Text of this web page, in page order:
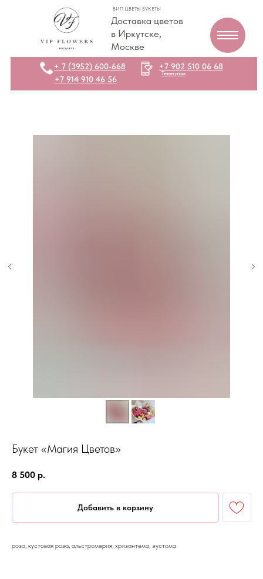
Доставка цветов
в Иркутске,
Москве
ВИП ЦВЕТЫ БУКЕТЫ
+7 914 910 46 56
+7 902 510 06 68
Телеграм
+ 7 (3952) 600-668
Букет «Магия Цветов»
8 500 р.
Добавить в корзину
роза, кустовая роза, альстромерия, хризантема, эустома